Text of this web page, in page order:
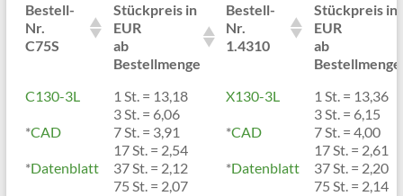
Bestell-
Nr.
C75S
Stückpreis in
EUR
ab
Bestellmenge
Bestell-
Nr.
1.4310
Stückpreis in
EUR
ab
Bestellmenge
C130-3L
*CAD
*Datenblatt
1 St. = 13,18
3 St. = 6,06
7 St. = 3,91
17 St. = 2,54
37 St. = 2,12
75 St. = 2,07
X130-3L
*CAD
*Datenblatt
1 St. = 13,36
3 St. = 6,15
7 St. = 4,00
17 St. = 2,61
37 St. = 2,20
75 St. = 2,14